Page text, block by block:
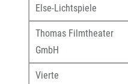
Else-Lichtspiele
Thomas Filmtheater
GmbH
Vierte